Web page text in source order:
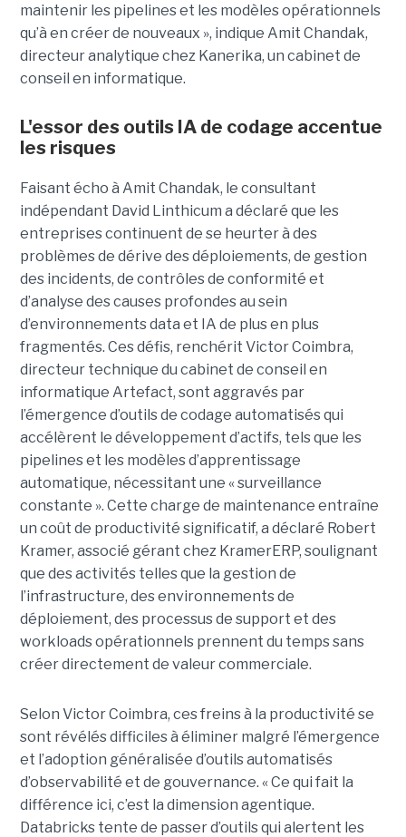
maintenir les pipelines et les modèles opérationnels
qu’à en créer de nouveaux », indique Amit Chandak,
directeur analytique chez Kanerika, un cabinet de
conseil en informatique.
L'essor des outils IA de codage accentue
les risques
Faisant écho à Amit Chandak, le consultant
indépendant David Linthicum a déclaré que les
entreprises continuent de se heurter à des
problèmes de dérive des déploiements, de gestion
des incidents, de contrôles de conformité et
d’analyse des causes profondes au sein
d’environnements data et IA de plus en plus
fragmentés. Ces défis, renchérit Victor Coimbra,
directeur technique du cabinet de conseil en
informatique Artefact, sont aggravés par
l’émergence d’outils de codage automatisés qui
accélèrent le développement d’actifs, tels que les
pipelines et les modèles d’apprentissage
automatique, nécessitant une « surveillance
constante ». Cette charge de maintenance entraîne
un coût de productivité significatif, a déclaré Robert
Kramer, associé gérant chez KramerERP, soulignant
que des activités telles que la gestion de
l’infrastructure, des environnements de
déploiement, des processus de support et des
workloads opérationnels prennent du temps sans
créer directement de valeur commerciale.
Selon Victor Coimbra, ces freins à la productivité se
sont révélés difficiles à éliminer malgré l’émergence
et l’adoption généralisée d’outils automatisés
d’observabilité et de gouvernance. « Ce qui fait la
différence ici, c’est la dimension agentique.
Databricks tente de passer d’outils qui alertent les